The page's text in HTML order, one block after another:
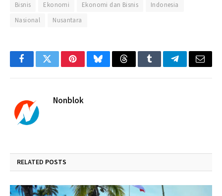
Bisnis Ekonomi Ekonomi dan Bisnis
Indonesia
Nasional
Nusantara
FacebookTwitterPinterestBlueskyThreadsTumblrTelegramEmail
Nonblok
RELATED POSTS